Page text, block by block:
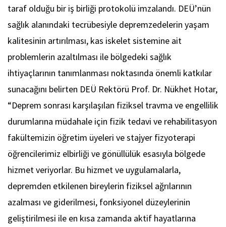
taraf olduğu bir iş birliği protokolü imzalandı. DEÜ’nün
sağlık alanındaki tecrübesiyle depremzedelerin yaşam
kalitesinin artırılması, kas iskelet sistemine ait
problemlerin azaltılması ile bölgedeki sağlık
ihtiyaçlarının tanımlanması noktasında önemli katkılar
sunacağını belirten DEÜ Rektörü Prof. Dr. Nükhet Hotar,
“Deprem sonrası karşılaşılan fiziksel travma ve engellilik
durumlarına müdahale için fizik tedavi ve rehabilitasyon
fakültemizin öğretim üyeleri ve stajyer fizyoterapi
öğrencilerimiz elbirliği ve gönüllülük esasıyla bölgede
hizmet veriyorlar. Bu hizmet ve uygulamalarla,
depremden etkilenen bireylerin fiziksel ağrılarının
azalması ve giderilmesi, fonksiyonel düzeylerinin
geliştirilmesi ile en kısa zamanda aktif hayatlarına